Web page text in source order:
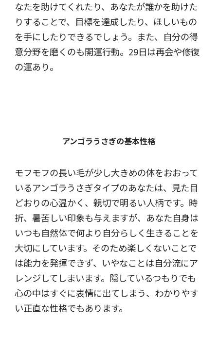
なたを助けてくれたり、あなたが誰かを助けた
りすることで、目標を達成したり、ほしいもの
を手にしたりできるでしょう。また、自分の得
意分野を磨くのも開運行動。29日は再会や修復
の運あり。
アンゴラうさぎの基本性格
モフモフの長い毛が少し大きめの体をおおって
いるアンゴラうさぎタイプのあなたは、見た目
どおりの心温かく、親切で明るい人柄です。時
折、暑苦しい印象も与えますが、あなた自身は
いつも自然体で何より自分らしく生きることを
大切にしています。そのため楽しくないことで
は能力を発揮できず、いやなことは自分流にア
レンジしてしまいます。隠しているつもりでも
心の中はすぐに表情に出てしまう、わかりやす
い正直な性格でもあります。